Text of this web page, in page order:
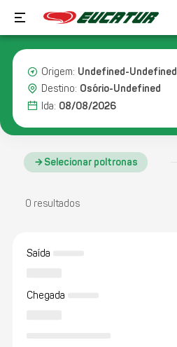
Origem: Undefined-Undefined
Destino: Osório-Undefined
Ida: 08/08/2026
Selecionar poltronas
0 resultados
Saída
Chegada